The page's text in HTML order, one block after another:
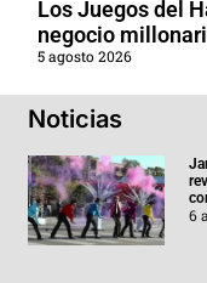
Los Juegos del
negocio
5 agosto 2026
Noticias
6